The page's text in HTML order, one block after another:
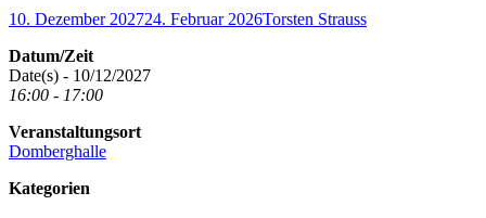
Veröffentlicht
10. Dezember 202724. Februar 2026Autor
Torsten Strauss
Datum/Zeit
Date(s) - 10/12/2027
16:00 - 17:00
Veranstaltungsort
Domberghalle
Kategorien